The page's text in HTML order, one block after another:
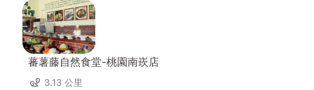
蕃薯藤自然食堂-桃園南崁店
3.13 公里